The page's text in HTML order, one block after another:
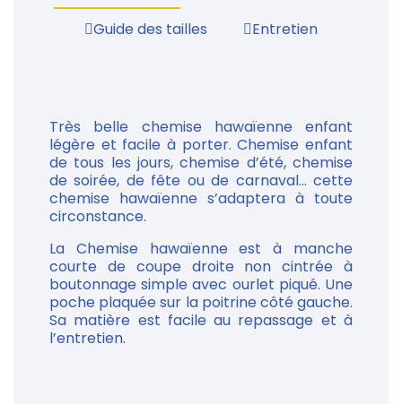
Guide des tailles
Entretien
Très belle chemise hawaïenne enfant
légère et facile à porter. Chemise enfant
de tous les jours, chemise d’été, chemise
de soirée, de fête ou de carnaval... cette
chemise hawaïenne s’adaptera à toute
circonstance.
La Chemise hawaïenne est à manche
courte de coupe droite non cintrée à
boutonnage simple avec ourlet piqué. Une
poche plaquée sur la poitrine côté gauche.
Sa matière est facile au repassage et à
l’entretien.